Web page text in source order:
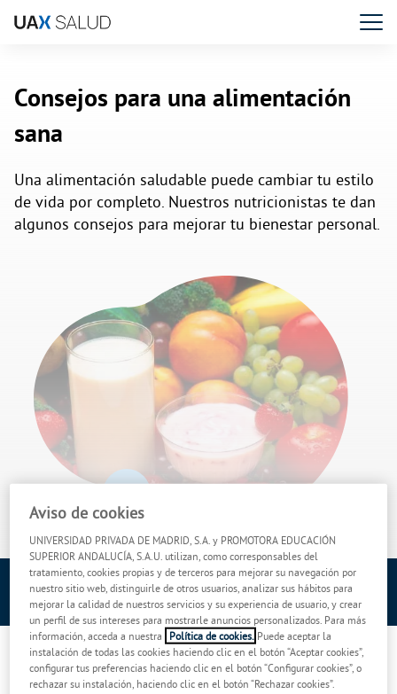
Consejos para una alimentación
sana
Una alimentación saludable puede cambiar tu estilo
de vida por completo. Nuestros nutricionistas te dan
algunos consejos para mejorar tu bienestar personal.
Fecha
Octubre
Área de conocimiento
Nutrición y Dietética
alimentaciónjuega un papel fundamental a la hora de mantener
nuestro organismo en un estado óptimo de salud. Es fundamental
seguir cada día unadieta saludable y equilibrada, con la que
Aviso de cookies
UNIVERSIDAD PRIVADA DE MADRID, S.A. y PROMOTORA EDUCACIÓN
SUPERIOR ANDALUCÍA, S.A.U. utilizan, como corresponsables del
tratamiento, cookies propias y de terceros para mejorar su navegación por
nuestro sitio web, distinguirle de otros usuarios, analizar sus hábitos para
mejorar la calidad de nuestros servicios y su experiencia de usuario, y crear
un perfil de sus intereses para mostrarle anuncios personalizados. Para más
información, acceda a nuestra
Política de cookies. Puede aceptar la
instalación de todas las cookies haciendo clic en el botón “Aceptar cookies”,
configurar tus preferencias haciendo clic en el botón “Configurar cookies”, o
rechazar su instalación, haciendo clic en el botón “Rechazar cookies”.